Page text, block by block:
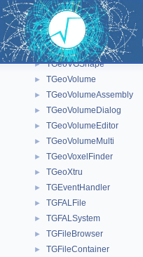
► TGeoTubeSegEditor
► TGeoUniformMagField
► TGeoUnion
► TGeoVGConverter
► TGeoVGShape
► TGeoVolume
► TGeoVolumeAssembly
► TGeoVolumeDialog
► TGeoVolumeEditor
► TGeoVolumeMulti
► TGeoVoxelFinder
► TGeoXtru
► TGEventHandler
► TGFALFile
► TGFALSystem
► TGFileBrowser
► TGFileContainer